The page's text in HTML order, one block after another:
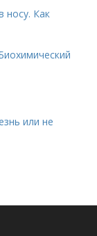
носу. Как
или не